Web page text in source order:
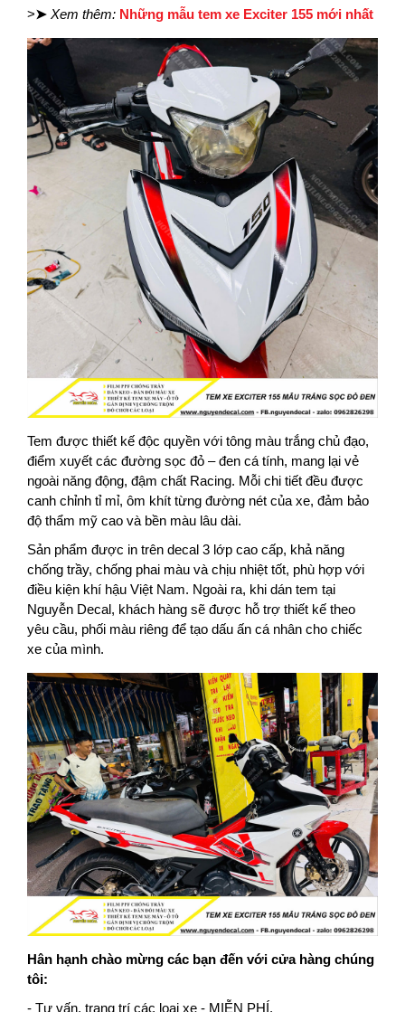
>➤ Xem thêm: Những mẫu tem xe Exciter 155 mới nhất
Tem được thiết kế độc quyền với tông màu trắng chủ đạo,
điểm xuyết các đường sọc đỏ – đen cá tính, mang lại vẻ
ngoài năng động, đậm chất Racing. Mỗi chi tiết đều được
canh chỉnh tỉ mỉ, ôm khít từng đường nét của xe, đảm bảo
độ thẩm mỹ cao và bền màu lâu dài.
Sản phẩm được in trên decal 3 lớp cao cấp, khả năng
chống trầy, chống phai màu và chịu nhiệt tốt, phù hợp với
điều kiện khí hậu Việt Nam. Ngoài ra, khi dán tem tại
Nguyễn Decal, khách hàng sẽ được hỗ trợ thiết kế theo
yêu cầu, phối màu riêng để tạo dấu ấn cá nhân cho chiếc
xe của mình.
Hân hạnh chào mừng các bạn đến với cửa hàng chúng
tôi:
- Tư vấn, trang trí các loại xe - MIỄN PHÍ.